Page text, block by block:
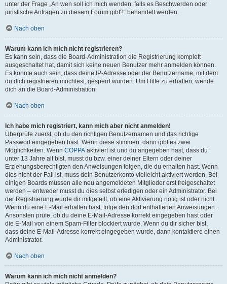
unter der Frage „An wen soll ich mich wenden, falls es Beschwerden oder
juristische Anfragen zu diesem Forum gibt?“ behandelt werden.
Nach oben
Warum kann ich mich nicht registrieren?
Es kann sein, dass die Board-Administration die Registrierung komplett
ausgeschaltet hat, damit sich keine neuen Benutzer mehr anmelden können.
Es könnte auch sein, dass deine IP-Adresse oder der Benutzername, mit dem
du dich registrieren möchtest, gesperrt wurden. Um Hilfe zu erhalten, wende
dich an die Board-Administration.
Nach oben
Ich habe mich registriert, kann mich aber nicht anmelden!
Überprüfe zuerst, ob du den richtigen Benutzernamen und das richtige
Passwort eingegeben hast. Wenn diese stimmen, dann gibt es zwei
Möglichkeiten. Wenn COPPA aktiviert ist und du angegeben hast, dass du
unter 13 Jahre alt bist, musst du bzw. einer deiner Eltern oder deiner
Erziehungsberechtigten den Anweisungen folgen, die du erhalten hast. Wenn
dies nicht der Fall ist, muss dein Benutzerkonto vielleicht aktiviert werden. Bei
einigen Boards müssen alle neu angemeldeten Mitglieder erst freigeschaltet
werden – entweder musst du dies selbst erledigen oder ein Administrator. Bei
der Registrierung wurde dir mitgeteilt, ob eine Aktivierung nötig ist oder nicht.
Wenn du eine E-Mail erhalten hast, folge den dort enthaltenen Anweisungen.
Ansonsten prüfe, ob du deine E-Mail-Adresse korrekt eingegeben hast oder
die E-Mail von einem Spam-Filter blockiert wurde. Wenn du dir sicher bist,
dass deine E-Mail-Adresse korrekt eingegeben wurde, dann kontaktiere einen
Administrator.
Nach oben
Warum kann ich mich nicht anmelden?